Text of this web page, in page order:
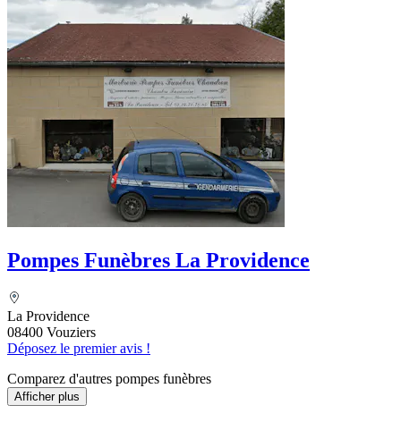
Pompes Funèbres La Providence
La Providence
08400 Vouziers
Déposez le premier avis !
Comparez d'autres pompes funèbres
Afficher plus